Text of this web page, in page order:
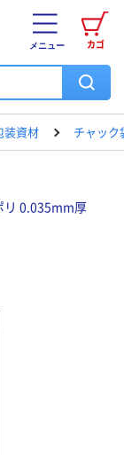
カゴ
メニュー
装資材 チャック
リ 0.035mm厚